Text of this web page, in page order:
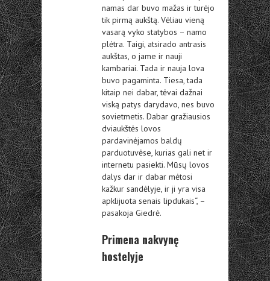
namas dar buvo mažas ir turėjo
tik pirmą aukštą. Vėliau vieną
vasarą vyko statybos – namo
plėtra. Taigi, atsirado antrasis
aukštas, o jame ir nauji
kambariai. Tada ir nauja lova
buvo pagaminta. Tiesa, tada
kitaip nei dabar, tėvai dažnai
viską patys darydavo, nes buvo
sovietmetis. Dabar gražiausios
dviaukštės lovos
pardavinėjamos baldų
parduotuvėse, kurias gali net ir
internetu pasiekti. Mūsų lovos
dalys dar ir dabar mėtosi
kažkur sandėlyje, ir ji yra visa
apklijuota senais lipdukais“, –
pasakoja Giedrė.
Primena nakvynę
hostelyje